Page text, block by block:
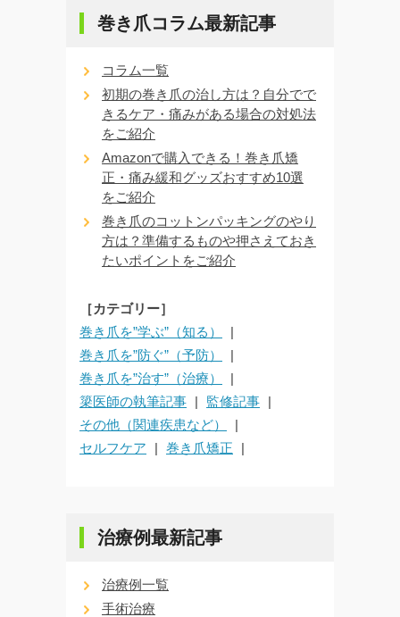
巻き爪コラム最新記事
コラム一覧
初期の巻き爪の治し方は？自分でで
きるケア・痛みがある場合の対処法
をご紹介
Amazonで購入できる！巻き爪矯
正・痛み緩和グッズおすすめ10選
をご紹介
巻き爪のコットンパッキングのやり
方は？準備するものや押さえておき
たいポイントをご紹介
［カテゴリー］
巻き爪を”学ぶ”（知る）
巻き爪を”防ぐ”（予防）
巻き爪を”治す”（治療）
簗医師の執筆記事
監修記事
その他（関連疾患など）
セルフケア
巻き爪矯正
治療例最新記事
治療例一覧
手術治療